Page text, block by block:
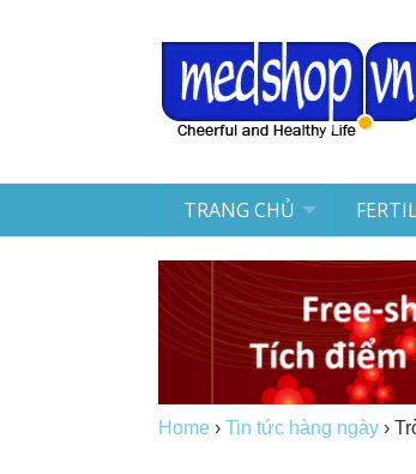
TRANG CHỦ
Home › Tin tức hàng ngày ›